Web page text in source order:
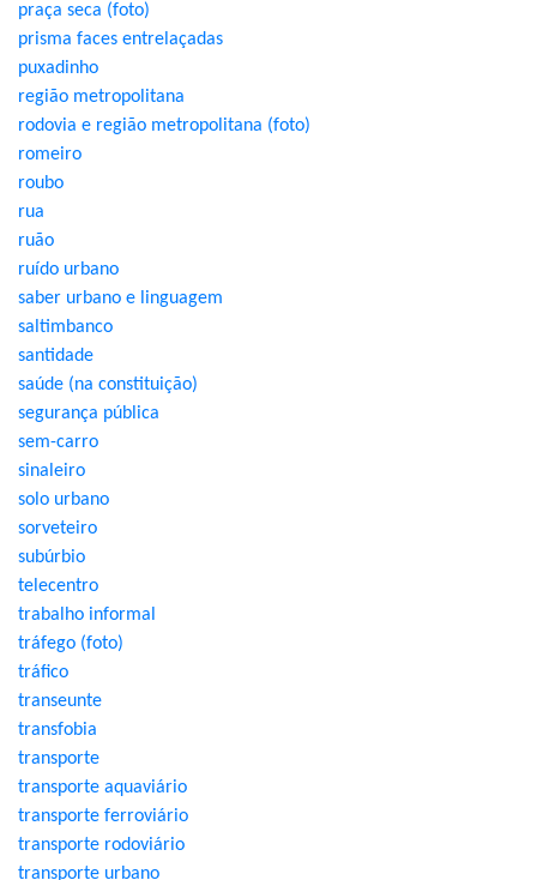
praça seca (foto)
prisma faces entrelaçadas
puxadinho
região metropolitana
rodovia e região metropolitana (foto)
romeiro
roubo
rua
ruão
ruído urbano
saber urbano e linguagem
saltimbanco
santidade
saúde (na constituição)
segurança pública
sem-carro
sinaleiro
solo urbano
sorveteiro
subúrbio
telecentro
trabalho informal
tráfego (foto)
tráfico
transeunte
transfobia
transporte
transporte aquaviário
transporte ferroviário
transporte rodoviário
transporte urbano